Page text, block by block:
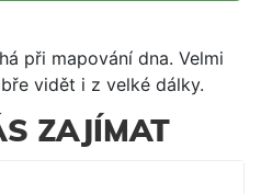
při mapování dna. Velmi
vidět i z velké dálky.
ZAJÍMAT